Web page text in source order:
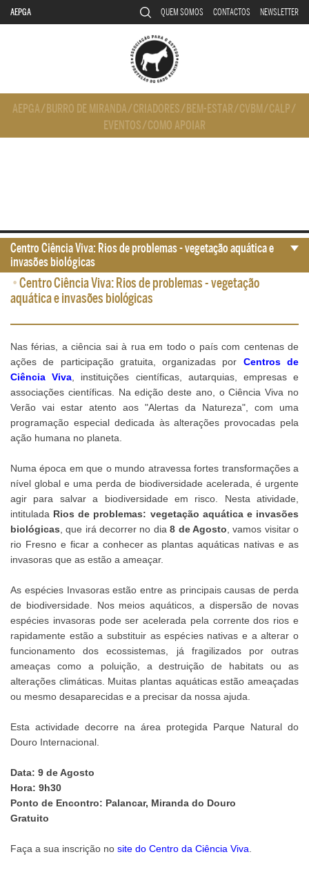
AEPGA QUEM SOMOS CONTACTOS NEWSLETTER
AEPGA/ BURRO DE MIRANDA/CRIADORES/ BEM-ESTAR/CVBM/CALP/
EVENTOS/COMO APOIAR
•Centro Ciência Viva: Rios de problemas - vegetação
aquática e invasões biológicas
Nas férias, a ciência sai à rua em todo o país com centenas de
ações de participação gratuita, organizadas por Centros de
Ciência Viva , instituições científicas, autarquias, empresas e
associações científicas. Na edição deste ano, o Ciência Viva no
Verão vai estar atento aos "Alertas da Natureza", com uma
programação especial dedicada às alterações provocadas pela
ação humana no planeta.
Numa época em que o mundo atravessa fortes transformações a
nível global e uma perda de biodiversidade acelerada, é urgente
agir para salvar a biodiversidade em risco. Nesta atividade,
intitulada Rios de problemas: vegetação aquática e invasões
biológicas , que irá decorrer no dia8 de Agosto , vamos visitar o
rio Fresno e ficar a conhecer as plantas aquáticas nativas e as
invasoras que as estão a ameaçar.
As espécies Invasoras estão entre as principais causas de perda
de biodiversidade. Nos meios aquáticos, a dispersão de novas
espécies invasoras pode ser acelerada pela corrente dos rios e
rapidamente estão a substituir as espécies nativas e a alterar o
funcionamento dos ecossistemas, já fragilizados por outras
ameaças como a poluição, a destruição de habitats ou as
alterações climáticas. Muitas plantas aquáticas estão ameaçadas
ou mesmo desaparecidas e a precisar da nossa ajuda.
Esta actividade decorre na área protegida Parque Natural do
Douro Internacional.
Data: 9 de Agosto
Hora: 9h30
Ponto de Encontro: Palancar, Miranda do Douro
Gratuito
Faça a sua inscrição no site do Centro da Ciência Viva
Centro Ciência Viva: Rios de problemas - vegetação aquática e
invasões biológicas